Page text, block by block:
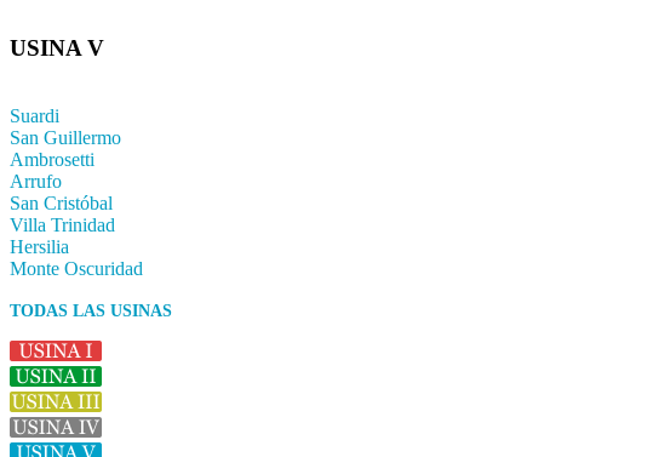
USINA V
Suardi
San Guillermo
Ambrosetti
Arrufo
San Cristóbal
Villa Trinidad
Hersilia
Monte Oscuridad
TODAS LAS USINAS